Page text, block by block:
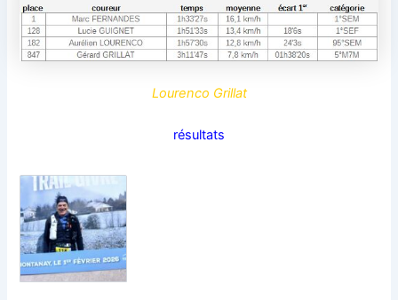
Lourenco Grillat
résultats